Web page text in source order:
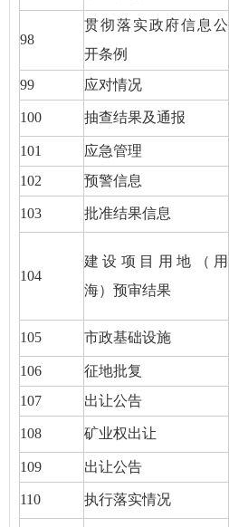
98
贯彻落实政府信息公
开条例
99 应对情况
100 抽查结果及通报
101 应急管理
102
预警信息
103 批准结果信息
104
建设项目用地（用
海）预审结果
105 市政基础设施
106 征地批复
107
出让公告
108 矿业权出让
109 出让公告
110 执行落实情况